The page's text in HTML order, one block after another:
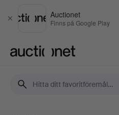
Stäng
Auctionet
Finns på Google Play